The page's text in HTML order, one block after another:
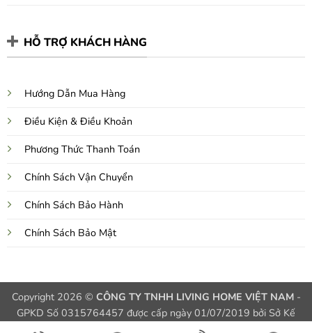
HỖ TRỢ KHÁCH HÀNG
Hướng Dẫn Mua Hàng
Điều Kiện & Điều Khoản
Phương Thức Thanh Toán
Chính Sách Vận Chuyển
Chính Sách Bảo Hành
Chính Sách Bảo Mật
Copyright 2026 © CÔNG TY TNHH LIVING HOME VIỆT NAM-
GPKD Số 0315764457 được cấp ngày 01/07/2019 bởi Sở Kế
Hoạch và Đầu Tư TPHCM, Việt Nam